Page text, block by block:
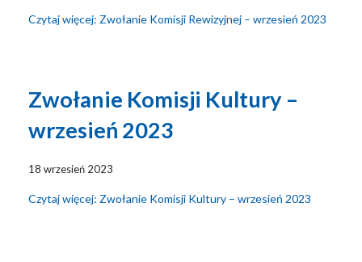
Czytaj więcej: Zwołanie Komisji Rewizyjnej – wrzesień 2023
Zwołanie Komisji Kultury –
wrzesień 2023
18 wrzesień 2023
Czytaj więcej: Zwołanie Komisji Kultury – wrzesień 2023